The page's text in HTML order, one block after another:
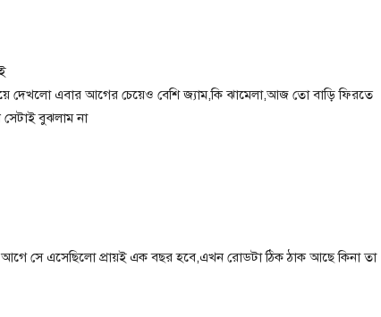
দেখলো এবার আগের চেয়েও বেশি জ্যাম,কি ঝামেলা,আজ তো বাড়ি ফিরতে
বুঝলাম না
সে এসেছিলো প্রায়ই এক বছর হবে,এখন রোডটা ঠিক ঠাক আছে কিনা তা